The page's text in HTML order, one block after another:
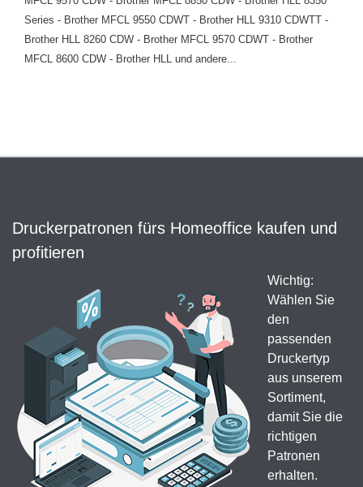
Series - Brother MFCL 9550 CDWT - Brother HLL 9310 CDWTT -
Brother HLL 8260 CDW - Brother MFCL 9570 CDWT - Brother
MFCL 8600 CDW - Brother HLL und andere...
Druckerpatronen fürs Homeoffice kaufen und
profitieren
Wichtig:
Wählen Sie
den
passenden
Druckertyp
aus unserem
Sortiment,
damit Sie die
richtigen
Patronen
erhalten.